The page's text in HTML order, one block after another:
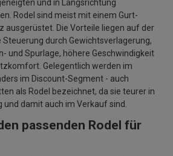
und in Längsrichtung
Rodel sind meist mit einem Gurt-
ausgerüstet. Die Vorteile liegen auf der
Steuerung durch Gewichtsverlagerung,
und Spurlage, höhere Geschwindigkeit
Gelegentlich werden im
im Discount-Segment - auch
als Rodel bezeichnet, da sie teurer in
und damit auch im Verkauf sind.
passenden Rodel für